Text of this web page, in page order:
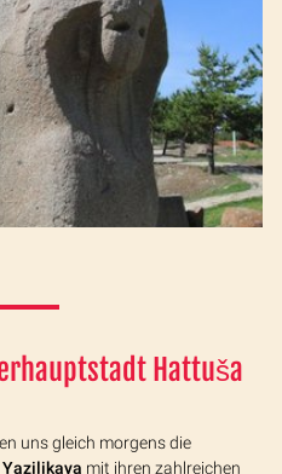
Hattuša
uns gleich morgens die
mit ihren zahlreichen